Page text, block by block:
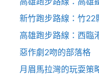
新竹跑步路線：竹22
高雄跑步路線：西臨
惡作劇2吻的部落格
月眉馬拉灣的玩耍策